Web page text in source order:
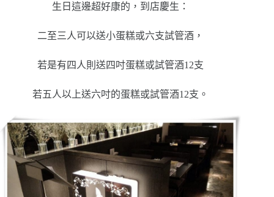
生日這邊超好康的，到店慶生：
二至三人可以送小蛋糕或六支試管酒，
若是有四人則送四吋蛋糕或試管酒12支
若五人以上送六吋的蛋糕或試管酒12支。